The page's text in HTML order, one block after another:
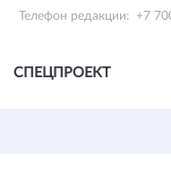
Телефон редакции: +7
СПЕЦПРОЕКТ